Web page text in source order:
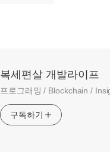
복세편살 개발라이프
프로그래밍 / Blockchain /
구독하기